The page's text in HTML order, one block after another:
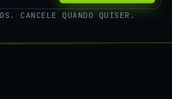
CANCELE QUANDO QUISER.